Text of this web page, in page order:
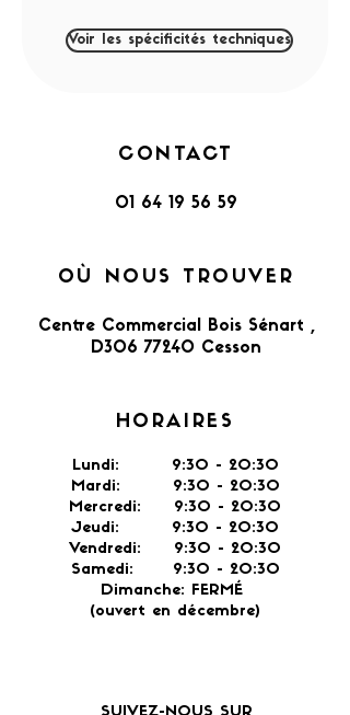
Voir les spécificités techniques
CONTACT
01 64 19 56 59
OÙ NOUS TROUVER
Centre Commercial Bois Sénart ,
D306 77240 Cesson​
HORAIRES
Lundi: 9:30 - 20:30
Mardi: 9:30 - 20:30
Mercredi: 9:30 - 20:30
Jeudi: 9:30 - 20:30
Vendredi: 9:30 - 20:30
Samedi: 9:30 - 20:30
Dimanche: FERMÉ
(ouvert en décembre)